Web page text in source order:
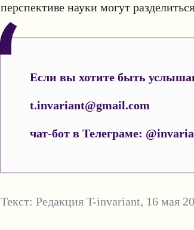
перспективе науки могут
Если вы хотите быть
t.invariant@gmail.com
чат-бот в Телеграме:
Текст: Редакция T-invariant, 16 мая